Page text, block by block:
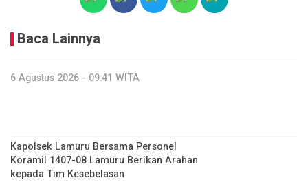
Baca Lainnya
6 Agustus 2026 - 09:41 WITA
Kapolsek Lamuru Bersama Personel
Koramil 1407-08 Lamuru Berikan Arahan
kepada Tim Kesebelasan